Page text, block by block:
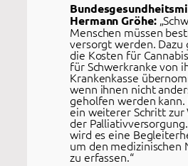
Hermann Gröhe:
Menschen müssen
versorgt werden. Dazu
die Kosten für
für Schwerkranke von
Krankenkasse
wenn ihnen nicht
geholfen werden kann.
ein weiterer Schritt zur
der
wird es eine
um den medizinischen
zu erfassen.“